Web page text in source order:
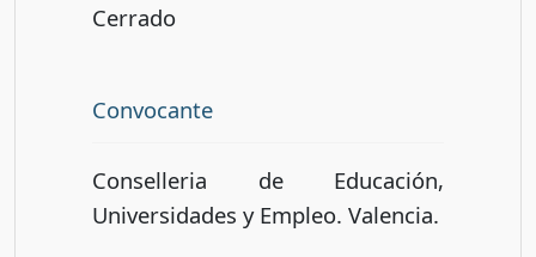
Cerrado
Convocante
Conselleria de Educación,
Universidades y Empleo. Valencia.